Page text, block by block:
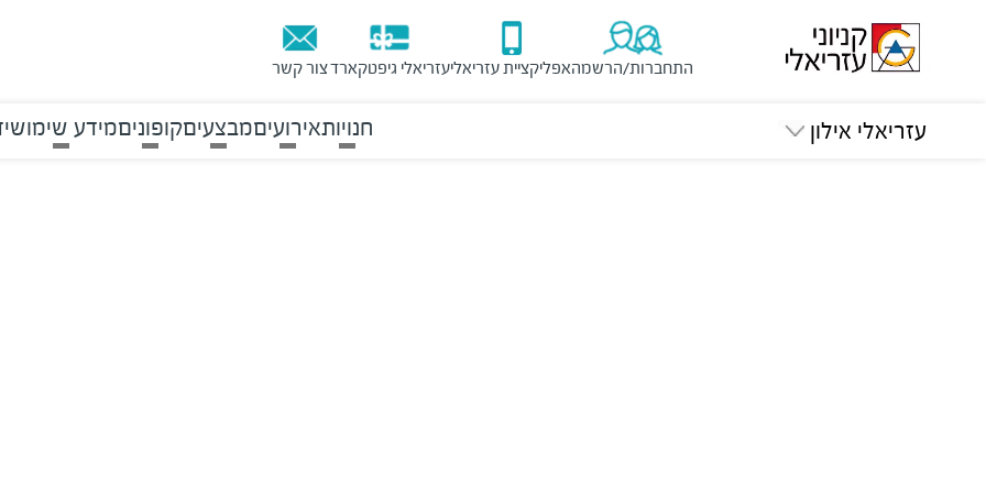
התחברות/הרשמהאפליקציית עזריאליעזריאלי גיפטקארדצור קשר
עזריאלי אילון חנויותאירועיםמבצעיםקופוניםמידע שימושי